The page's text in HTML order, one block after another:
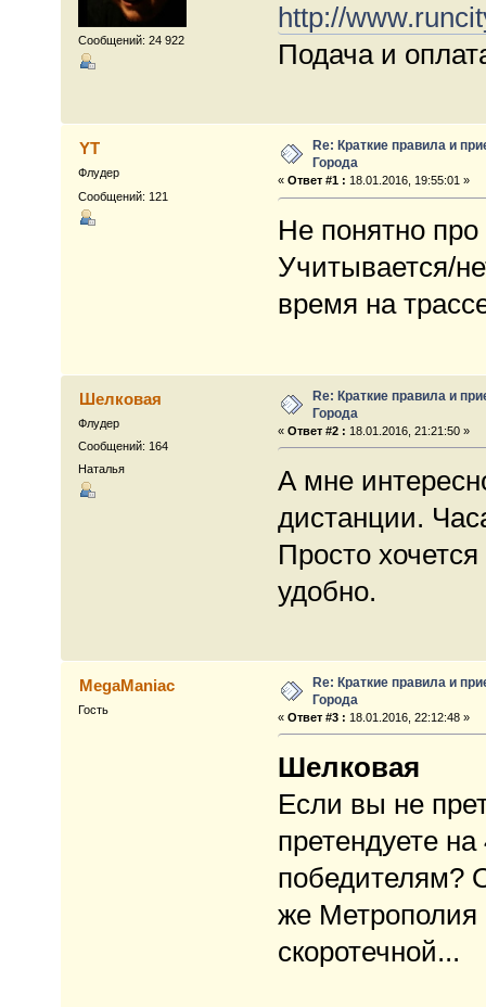
Сообщений: 24 922
http://
Подача и
YT
Флудер
Сообщений: 121
Re: Краткие правила и
Города
« Ответ #1 : 18.01.2016, 19:55:01 »
Не понятно
Учитывается/
время на
Шелковая
Флудер
Сообщений: 164
Наталья
Re: Краткие правила и
Города
« Ответ #2 : 18.01.2016, 21:21:50 »
А мне
дистанции.
Просто
удобно.
MegaManiac
Гость
Re: Краткие правила и
Города
« Ответ #3 : 18.01.2016, 22:12:48 »
Шелковая
Если вы не
претендуете
победителям?
же
скоротечной...